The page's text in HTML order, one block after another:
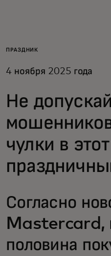
Для бизнеса
Для новаторов
Новости и тренды
ПРАЗДНИК
4 ноября 2025 года
Не
чулки в этот
Согласно
Mastercard,
половина